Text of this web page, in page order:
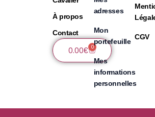
À propos
Contact
0.00€ 0
Panier
adresses
Mon
portefeuille
Mes
informations
personnelles
CGV